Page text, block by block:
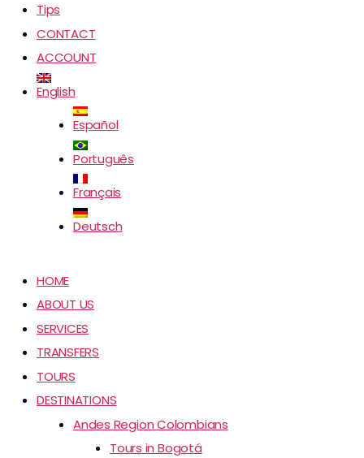
Tips
CONTACT
ACCOUNT
English
Español
Português
Français
Deutsch
HOME
ABOUT US
SERVICES
TRANSFERS
TOURS
DESTINATIONS
Andes Region Colombians
Tours in Bogotá